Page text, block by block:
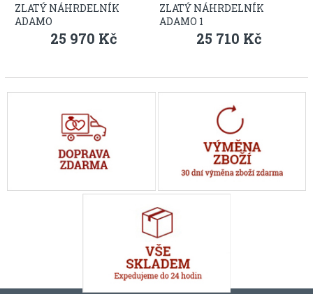
ZLATÝ NÁHRDELNÍK
ADAMO
25 970 Kč
ZLATÝ NÁHRDELNÍK
ADAMO 1
25 710 Kč